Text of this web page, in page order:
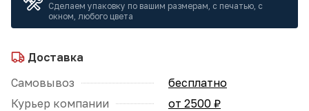
Сделаем упаковку по вашим размерам, с печатью, с
окном, любого цвета
Доставка
Самовывоз
бесплатно
Курьер компании
от 2500 ₽